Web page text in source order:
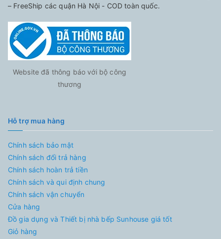
– FreeShip các quận Hà Nội - COD toàn quốc.
Website đã thông báo với bộ công
thương
Hỗ trợ mua hàng
Chính sách bảo mật
Chính sách đổi trả hàng
Chính sách hoàn trả tiền
Chính sách và qui định chung
Chính sách vận chuyển
Cửa hàng
Đồ gia dụng và Thiết bị nhà bếp Sunhouse giá tốt
Giỏ hàng